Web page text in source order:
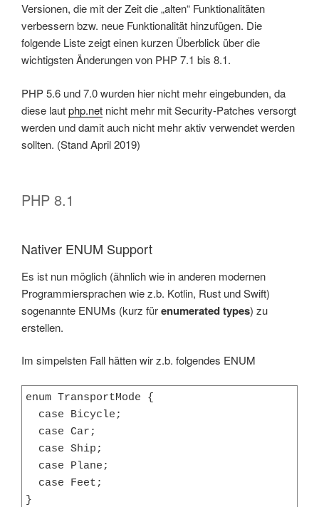
Versionen, die mit der Zeit die „alten“ Funktionalitäten
verbessern bzw. neue Funktionalität hinzufügen. Die
folgende Liste zeigt einen kurzen Überblick über die
wichtigsten Änderungen von PHP 7.1 bis 8.1.
PHP 5.6 und 7.0 wurden hier nicht mehr eingebunden, da
diese lautphp.net nicht mehr mit Security-Patches versorgt
werden und damit auch nicht mehr aktiv verwendet werden
sollten. (Stand April 2019)
PHP 8.1
Nativer ENUM Support
Es ist nun möglich (ähnlich wie in anderen modernen
Programmiersprachen wie z.b. Kotlin, Rust und Swift)
sogenannte ENUMs (kurz fürenumerated types) zu
erstellen.
Im simpelsten Fall hätten wir z.b. folgendes ENUM
enum TransportMode {
}